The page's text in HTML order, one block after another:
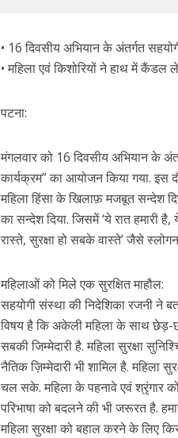
• 16 दिवसीय अभियान के अंतर्गत
• महिला एवं किशोरियों ने हाथ में कैंडल
पटना:
मंगलवार को 16 दिवसीय अभियान के
कार्यक्रम” का आयोजन किया गया. इस
महिला हिंसा के खिलाफ़ मजबूत सन्देश
का सन्देश दिया. जिसमें ‘ये रात हमारी है,
रास्ते, सुरक्षा हो सबके वास्ते’ जैसे
महिलाओं को मिले एक सुरक्षित माहौल:
सहयोगी संस्था की निदेशिका रजनी ने
विषय है कि अकेली महिला के साथ छेड़-
सबकी जिम्मेदारी है. महिला सुरक्षा
नैतिक ज़िम्मेदारी भी शामिल है. महिला
चल सके. महिला के पहनावे एवं श्रृंगार
परिभाषा को बदलने की भी जरूरत है.
महिला सुरक्षा को बहाल करने के लिए